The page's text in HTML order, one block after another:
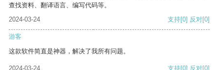
查找资料、翻译语言、编写代码等。
2024-03-24
支持[0] 反对[0]
游客
这款软件简直是神器，解决了我所有问题。
2024-03-24 支持[0] 反对[0]